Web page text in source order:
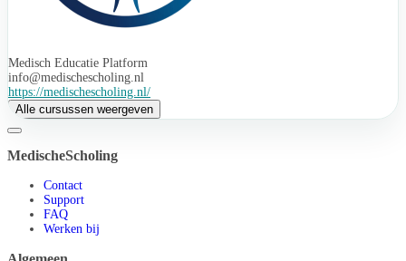
Medisch Educatie Platform
info@medischescholing.nl
https://medischescholing.nl/
Alle cursussen weergeven
MedischeScholing
Contact
Support
FAQ
Werken bij